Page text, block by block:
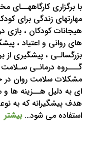
با برگزاری کارگاههــای
مهارتهای زندگی برای
هیجانات کودکان ، بازی
های روانی و اعتیاد ،
بزرگسالـی ، پیشگیری
گـــروه درمانـی
مشکلات سلامت روان در
ای به دلیل هــزینه ها و
هدف پیشگیرانه که به
استفاده می شود… بیشتر